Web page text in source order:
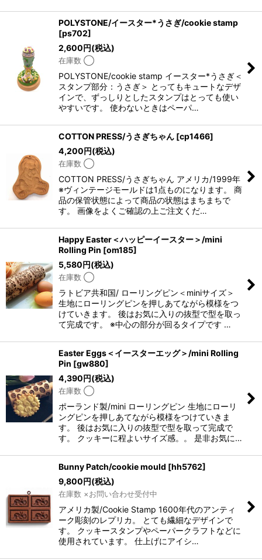
POLYSTONE/イースター*うさぎ/cookie stamp
[ps702]
2,600円(税込)
在庫数 ◯
POLYSTONE/cookie stamp イースター*うさぎ＜
スタンプ部分：うさぎ＞ とってもキュートなデザ
インで、ずっしりとしたスタンプはとっても使い
やすいです。 使わないときはペーパ…
COTTON PRESS/うさぎちゃん [cp1466]
4,200円(税込)
在庫数 ◯
COTTON PRESS/うさぎちゃん アメリカ/1999年
※ヴィンテージモールドは1点ものになります。 商
品の保管状態によって商品の状態はまちまちで
す。 画像をよくご確認の上ご注文くだ…
Happy Easter＜ハッピーイースター＞/mini
Rolling Pin [om185]
5,580円(税込)
在庫数 ◯
ラトビア共和国/ ローリングピン＜miniサイズ＞
生地にローリングピンを押しあてながら模様をつ
けていきます。 後はお気に入りの抜型で型を取っ
て完成です。 ※中心の部分が回るタイプです …
Easter Eggs＜イースターエッグ＞/mini Rolling
Pin [gw880]
4,390円(税込)
在庫数 ◯
ポーランド製/mini ローリングピン 生地にローリ
ングピンを押しあてながら模様をつけていきま
す。 後はお気に入りの抜型で型を取って完成で
す。 クッキーに程よいサイズ感。。 是非お気に…
Bunny Patch/cookie mould [hh5762]
9,800円(税込)
在庫数 ×お問い合わせ受付中
アメリカ製/Cookie Stamp 1600年代のアンティ
ーク彫刻のレプリカ。 とても繊細なデザインで
す。 クッキースタンプやペーパークラフトなどに
使用されています。 仕上げにアイシ…